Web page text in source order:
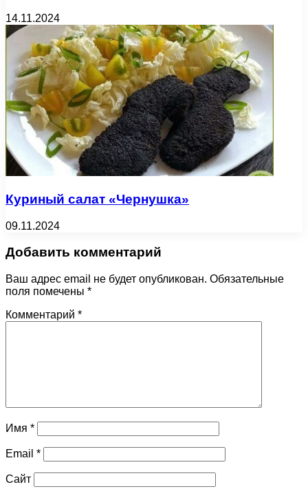
14.11.2024
Куриный салат «Чернушка»
09.11.2024
Добавить комментарий
Ваш адрес email не будет опубликован. Обязательные
поля помечены *
Комментарий *
Имя *
Email *
Сайт